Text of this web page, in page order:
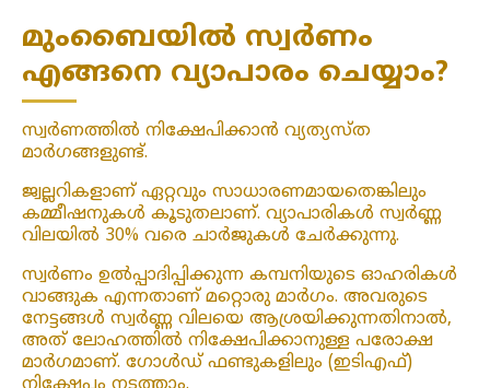
മുംബൈയിൽ സ്വർണം
എങ്ങനെ വ്യാപാരം ചെയ്യാം?
സ്വർണത്തിൽ നിക്ഷേപിക്കാൻ വ്യത്യസ്ത
മാർഗങ്ങളുണ്ട്.
ജ്വല്ലറികളാണ് ഏറ്റവും സാധാരണമായതെങ്കിലും
കമ്മീഷനുകൾ കൂടുതലാണ്. വ്യാപാരികൾ സ്വർണ്ണ
വിലയിൽ 30% വരെ ചാർജുകൾ ചേർക്കുന്നു.
സ്വർണം ഉൽപ്പാദിപ്പിക്കുന്ന കമ്പനിയുടെ ഓഹരികൾ
വാങ്ങുക എന്നതാണ് മറ്റൊരു മാർഗം. അവരുടെ
നേട്ടങ്ങൾ സ്വർണ്ണ വിലയെ ആശ്രയിക്കുന്നതിനാൽ,
അത് ലോഹത്തിൽ നിക്ഷേപിക്കാനുള്ള പരോക്ഷ
മാർഗമാണ്. ഗോൾഡ് ഫണ്ടുകളിലും (ഇടിഎഫ്)